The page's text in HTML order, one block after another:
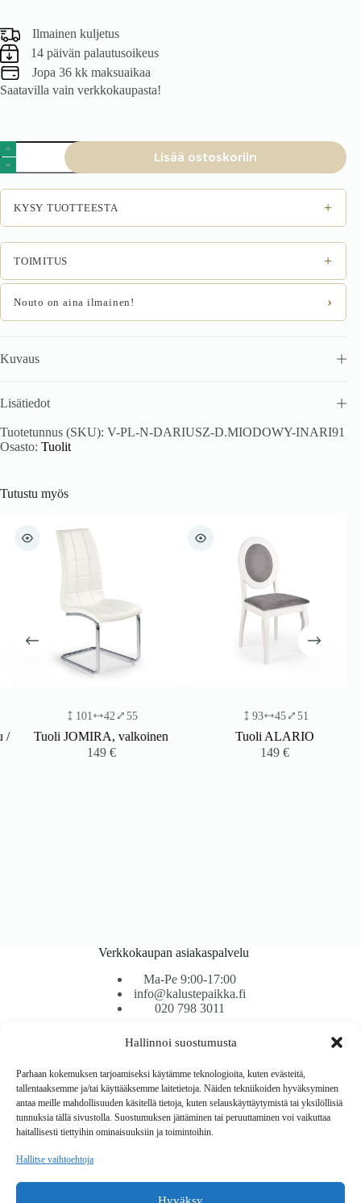
Hallinnoi suostumusta
Parhaan kokemuksen tarjoamiseksi käytämme teknologioita, kuten evästeitä,
tallentaaksemme ja/tai käyttääksemme laitetietoja. Näiden tekniikoiden hyväksyminen
antaa meille mahdollisuuden käsitellä tietoja, kuten selauskäyttäytymistä tai yksilöllisiä
tunnuksia tällä sivustolla. Suostumuksen jättäminen tai peruuttaminen voi vaikuttaa
haitallisesti tiettyihin ominaisuuksiin ja toimintoihin.
Hallitse vaihtoehtoja
Hyväksy
Ilmainen kuljetus
14 päivän palautusoikeus
Jopa 36 kk maksuaikaa
Saatavilla vain verkkokaupasta!
Tuoli
DARION,
tammi
/
Inari
määrä
Lisää ostoskoriin
KYSY TUOTTEESTA +
TOIMITUS +
Nouto on aina ilmainen! ›
Kuvaus
Lisätiedot
Tuotetunnus (SKU): V-PL-N-DARIUSZ-D.MIODOWY-INARI91
Osasto: Tuolit
Tutustu myös
101 42 55
Tuoli JOMIRA, valkoinen
149€
93 45 51
Tuoli ALARIO
149€
Verkkokaupan asiakaspalvelu
Ma-Pe 9:00-17:00
info@kalustepaikka.fi
020 798 3011
Tavarantoimitus / Maksutavat
Toimitustavat
Maksutavat
Vaihto ja palautus
Reklamaatiot